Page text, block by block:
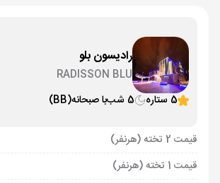
رادیسون بلو
RADISSON BLU
5 ستاره
5 شب با صبحانه(BB)
قیمت 2 تخته (هرنفر)
قیمت 1 تخته (هرنفر)